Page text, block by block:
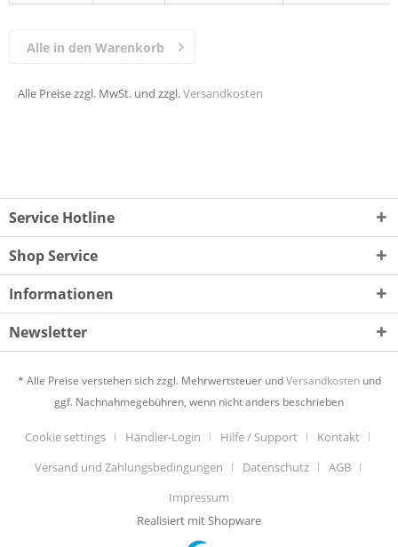
Alle Preise zzgl. MwSt. und zzgl.Versandkosten
Alle in den Warenkorb
Service Hotline
Shop Service
Informationen
Newsletter
* Alle Preise verstehen sich zzgl. Mehrwertsteuer undVersandkostenund
ggf. Nachnahmegebühren, wenn nicht anders beschrieben
Cookie settings Händler-Login Hilfe / Support
Kontakt
Versand und Zahlungsbedingungen
Datenschutz
AGB
Impressum
Realisiert mit Shopware